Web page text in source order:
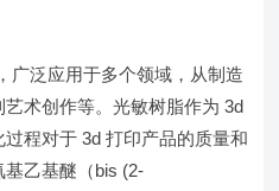
广泛应用于多个领域，从制造
术创作等。光敏树脂作为 3d
程对于 3d 打印产品的质量和
乙基醚（bis (2-